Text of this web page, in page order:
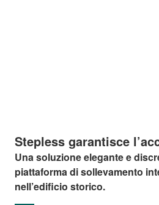
Stepless garantisce
nella New Carlsberg
Una soluzione elegante e
piattaforma di sollevamento
nell’edificio storico.